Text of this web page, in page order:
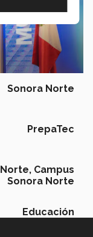
Sonora Norte
PrepaTec
Campus
Sonora Norte
Educación